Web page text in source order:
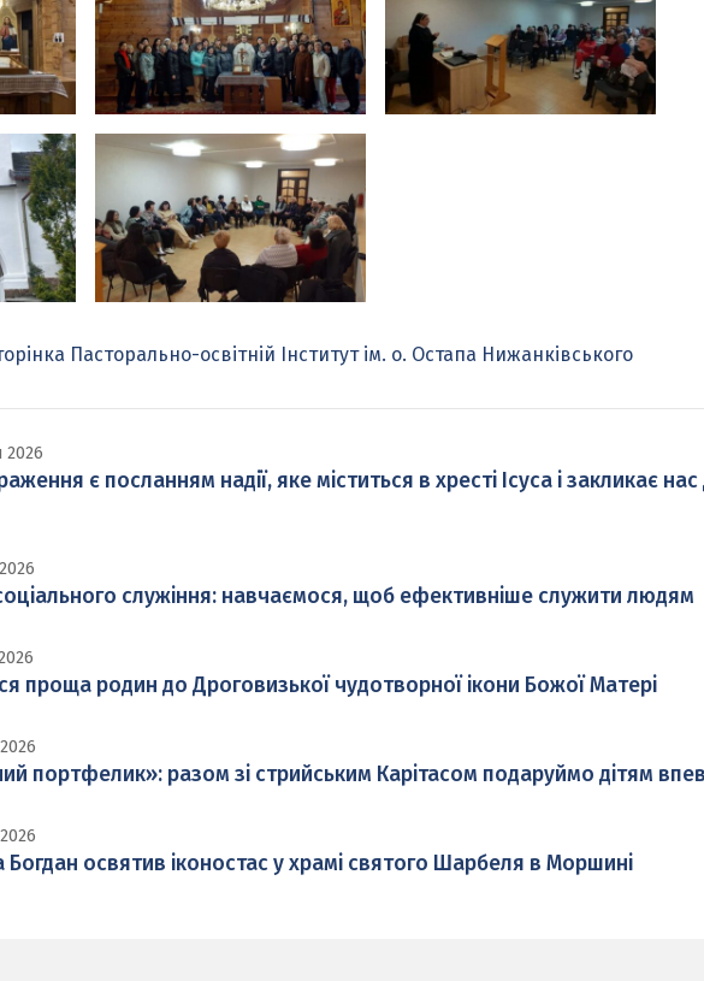
Пасторально-освітній Інститут ім. о. Остапа Нижанківського
2026
є посланням надії, яке міститься в хресті Ісуса і закликає
служіння: навчаємося, щоб ефективніше служити людям
проща родин до Дроговизької чудотворної ікони Божої Матері
портфелик»: разом зі стрийським Карітасом подаруймо дітям
Богдан освятив іконостас у храмі святого Шарбеля в Моршині